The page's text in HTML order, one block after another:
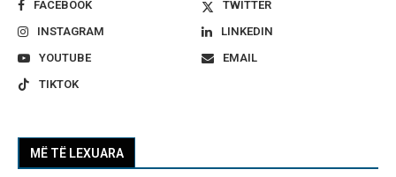
FACEBOOK
TWITTER
INSTAGRAM
LINKEDIN
YOUTUBE
EMAIL
TIKTOK
MË TË LEXUARA